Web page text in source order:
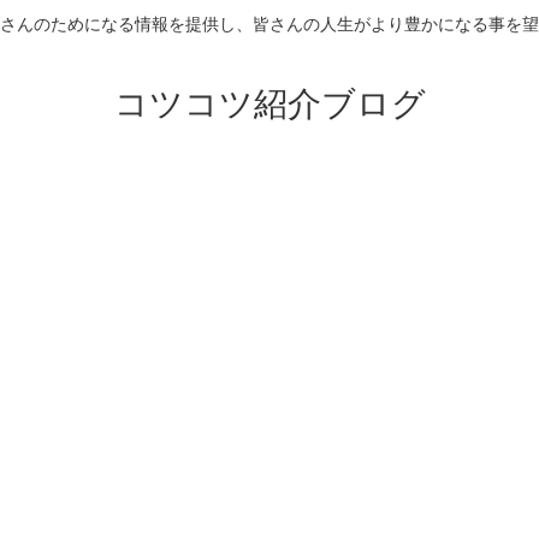
んのためになる情報を提供し、皆さんの人生がより豊かになる事を
コツコツ紹介ブログ